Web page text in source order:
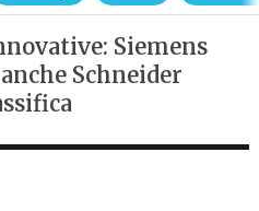
Siemens
Schneider